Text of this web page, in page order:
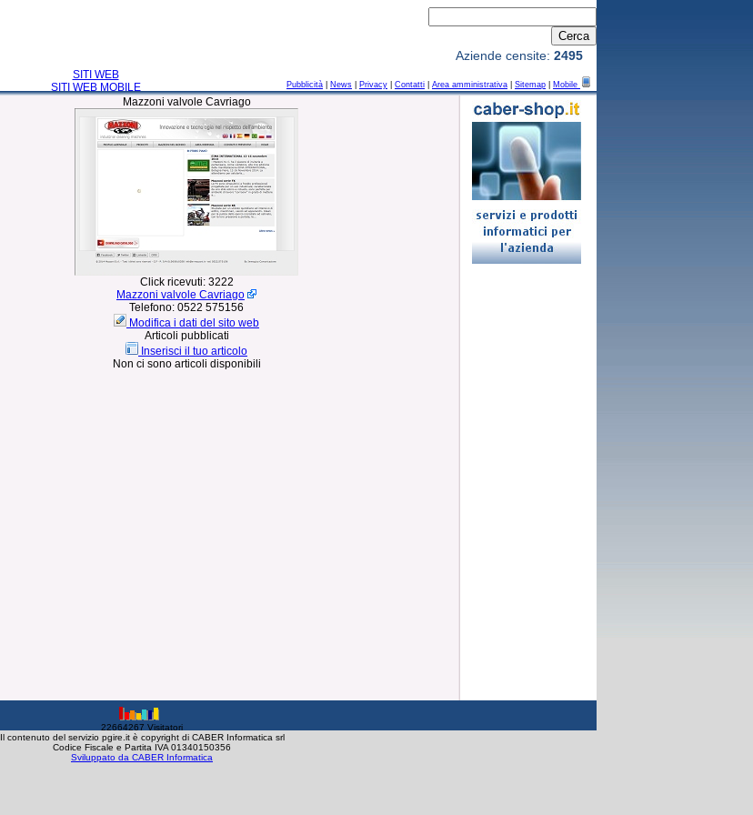
SITI WEB
SITI WEB MOBILE
Pubblicità News Privacy Contatti Area amministrativa Sitemap Mobile
Aziende censite: 2495
Mazzoni valvole Cavriago
Click ricevuti: 3222
Mazzoni valvole Cavriago
Telefono: 0522 575156
Modifica i dati del sito web
Articoli pubblicati
Inserisci il tuo articolo
Non ci sono articoli disponibili
22664267 Visitatori
Il contenuto del servizio pgire.it è copyright di CABER Informatica srl
Codice Fiscale e Partita IVA 01340150356
Sviluppato da CABER Informatica